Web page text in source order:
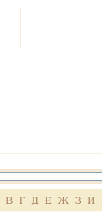
В Г Д Е Ж З И